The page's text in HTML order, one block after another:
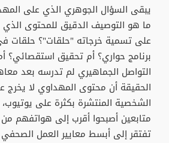
يبقى السؤال الجوهري الذي على
ما هو التوصيف الدقيق للمحتوى الذي
على تسمية خرجاته "حلقات"؟ حلقات
برنامج حواري؟ أم تحقيق استقصائي؟
التواصل الجماهيري لم تدرسه بعد
الحقيقة أن محتوى المهداوي لا يخرج
الشخصية المنتشرة بكثرة على
متابعين أصبحوا أقرب إلى هواتفهم
تفتقر إلى أبسط معايير العمل الصحفي